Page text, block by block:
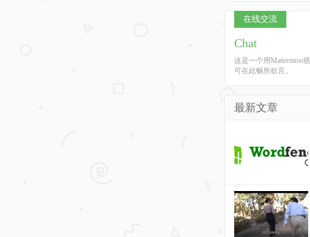
在线交流
Chat
这是一个用Mattermost
可在此畅所欲言。
最新文章